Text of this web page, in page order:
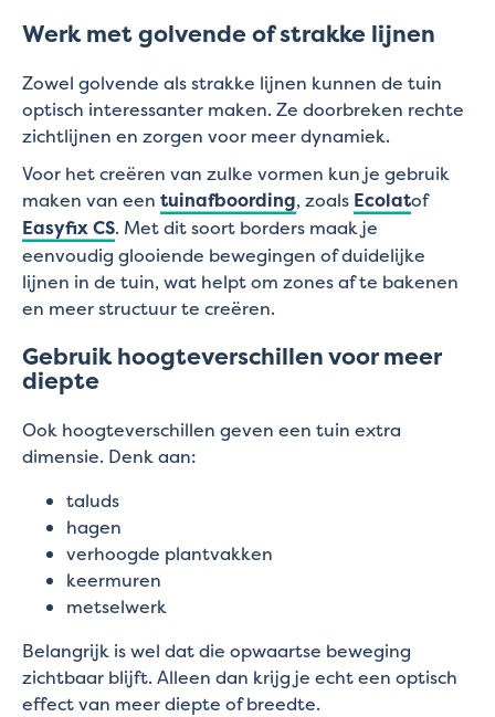
Werk met golvende of strakke lijnen
Zowel golvende als strakke lijnen kunnen de tuin
optisch interessanter maken. Ze doorbreken rechte
zichtlijnen en zorgen voor meer dynamiek.
Voor het creëren van zulke vormen kun je gebruik
maken van een tuinafboording, zoals Ecolatof
Easyfix CS. Met dit soort borders maak je
eenvoudig glooiende bewegingen of duidelijke
lijnen in de tuin, wat helpt om zones af te bakenen
en meer structuur te creëren.
Gebruik hoogteverschillen voor meer
diepte
Ook hoogteverschillen geven een tuin extra
dimensie. Denk aan:
taluds
hagen
verhoogde plantvakken
keermuren
metselwerk
Belangrijk is wel dat die opwaartse beweging
zichtbaar blijft. Alleen dan krijg je echt een optisch
effect van meer diepte of breedte.